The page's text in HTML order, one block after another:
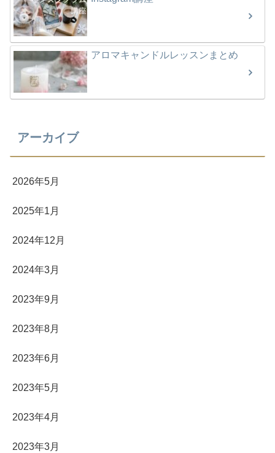
アロマキャンドルレッスンまとめ
アーカイブ
2026年5月
2025年1月
2024年12月
2024年3月
2023年9月
2023年8月
2023年6月
2023年5月
2023年4月
2023年3月